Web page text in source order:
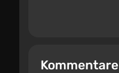
Kommentare